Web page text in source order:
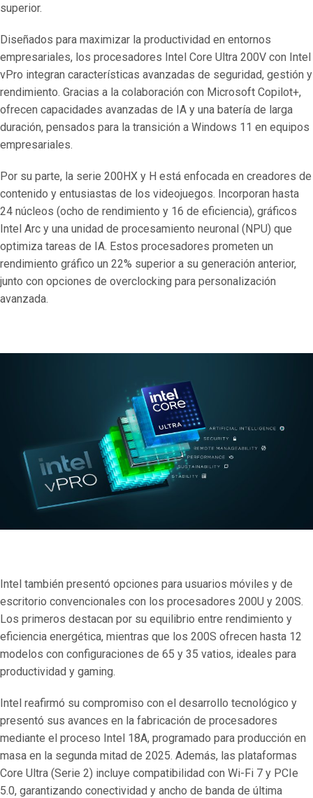
superior.
Diseñados para maximizar la productividad en entornos
empresariales, los procesadores Intel Core Ultra 200V con Intel
vPro integran características avanzadas de seguridad, gestión y
rendimiento. Gracias a la colaboración con Microsoft Copilot+,
ofrecen capacidades avanzadas de IA y una batería de larga
duración, pensados para la transición a Windows 11 en equipos
empresariales.
Por su parte, la serie 200HX y H está enfocada en creadores de
contenido y entusiastas de los videojuegos. Incorporan hasta
24 núcleos (ocho de rendimiento y 16 de eficiencia), gráficos
Intel Arc y una unidad de procesamiento neuronal (NPU) que
optimiza tareas de IA. Estos procesadores prometen un
rendimiento gráfico un 22% superior a su generación anterior,
junto con opciones de overclocking para personalización
avanzada.
Intel también presentó opciones para usuarios móviles y de
escritorio convencionales con los procesadores 200U y 200S.
Los primeros destacan por su equilibrio entre rendimiento y
eficiencia energética, mientras que los 200S ofrecen hasta 12
modelos con configuraciones de 65 y 35 vatios, ideales para
productividad y gaming.
Intel reafirmó su compromiso con el desarrollo tecnológico y
presentó sus avances en la fabricación de procesadores
mediante el proceso Intel 18A, programado para producción en
masa en la segunda mitad de 2025. Además, las plataformas
Core Ultra (Serie 2) incluye compatibilidad con Wi-Fi 7 y PCIe
5.0, garantizando conectividad y ancho de banda de última